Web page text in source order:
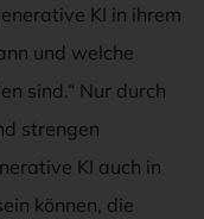
KI in ihrem
und welche
sind.“ Nur durch
strengen
KI auch in
können, die